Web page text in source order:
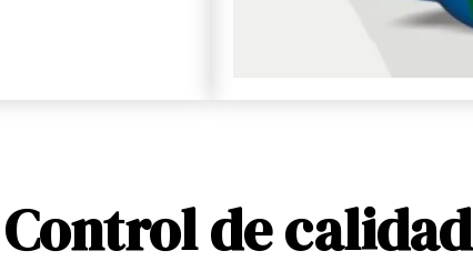
Control de calidad